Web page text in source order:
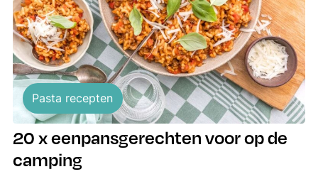
Pasta recepten
20 x eenpansgerechten voor op de
camping